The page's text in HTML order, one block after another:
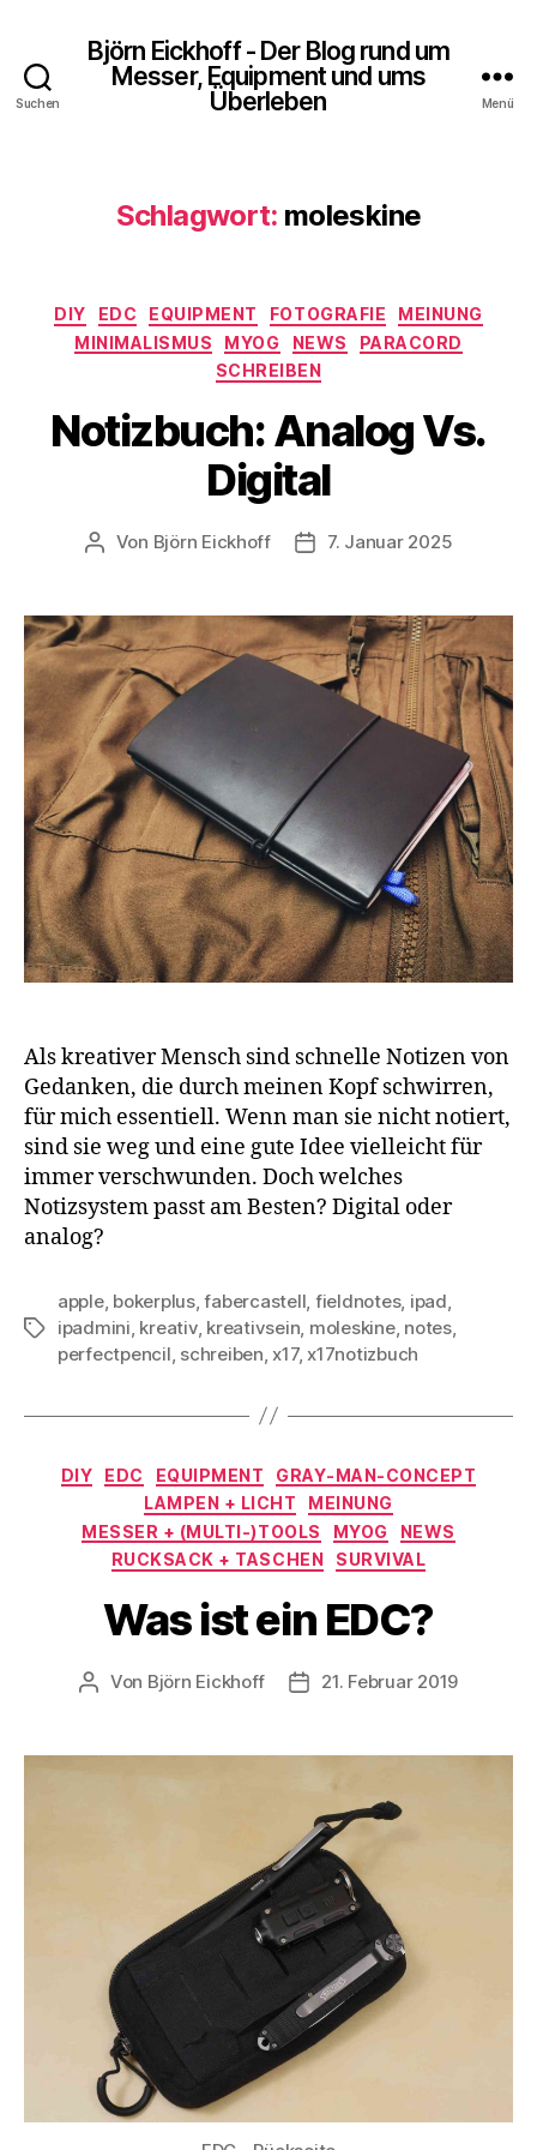
Suchen
Björn Eickhoff - Der Blog rund um
Messer, Equipment und ums
Überleben
Menü
Schlagwort: moleskine
Kategorien
DIY EDC EQUIPMENT FOTOGRAFIE
MEINUNG
MINIMALISMUS
MYOG NEWS
PARACORD
SCHREIBEN
Notizbuch: Analog Vs.
Digital
Beitragsautor
Von Björn Eickhoff Veröffentlichungsdatum
7. Januar 2025
Als kreativer Mensch sind schnelle Notizen von
Gedanken, die durch meinen Kopf schwirren,
für mich essentiell. Wenn man sie nicht notiert,
sind sie weg und eine gute Idee vielleicht für
immer verschwunden. Doch welches
Notizsystem passt am Besten? Digital oder
analog?
Schlagwörter
apple, bokerplus,fabercastell fieldnotes, ipad
ipadmini kreativ, kreativsein moleskine, notes,
perfectpencil schreiben x17, x17notizbuch
Kategorien
DIY EDC EQUIPMENT
GRAY-MAN-CONCEPT
LAMPEN + LICHT
MEINUNG
MESSER + (MULTI-)TOOLS
MYOG
NEWS
RUCKSACK + TASCHEN
SURVIVAL
Was ist ein EDC?
Beitragsautor
Von Björn Eickhoff Veröffentlichungsdatum
21. Februar 2019